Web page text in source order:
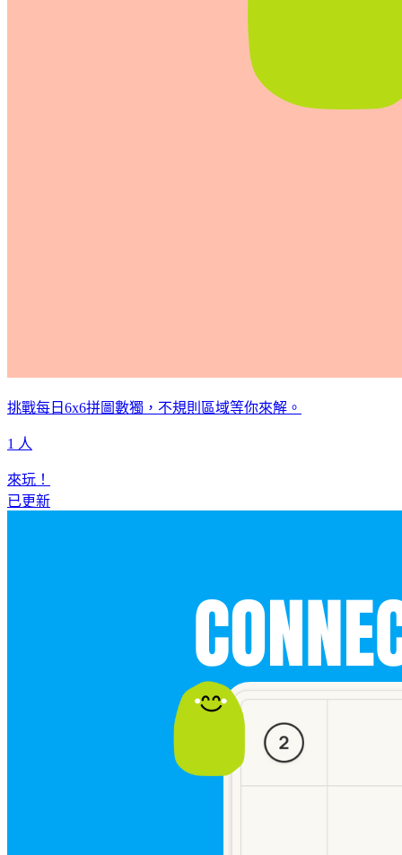
挑戰每日6x6拼圖數獨，不規則區域等你來解。
1 人
來玩！
已更新